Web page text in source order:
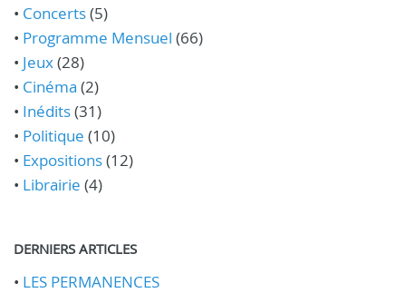
• Concerts(5)
• Programme Mensuel (66)
• Jeux(28)
• Cinéma (2)
• Inédits(31)
• Politique (10)
• Expositions(12)
• Librairie (4)
DERNIERS ARTICLES
• LES PERMANENCES